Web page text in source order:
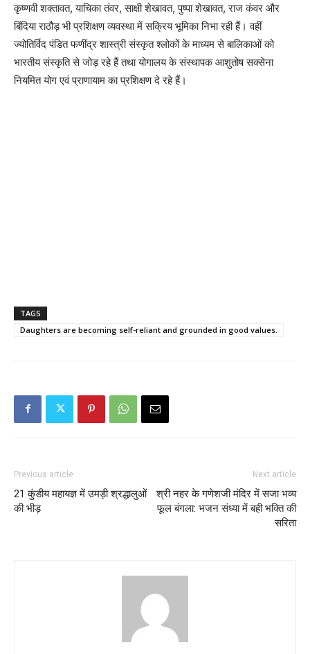
कृष्णवी शक्तावत, याचिका तंवर, साक्षी शेखावत, पुष्पा शेखावत, राज कंवर और
बिंदिया राठौड़ भी प्रशिक्षण व्यवस्था में सक्रिय भूमिका निभा रही हैं। वहीं
ज्योतिर्विद पंडित फणींद्र शास्त्री संस्कृत श्लोकों के माध्यम से बालिकाओं को
भारतीय संस्कृति से जोड़ रहे हैं तथा योगालय के संस्थापक आशुतोष सक्सेना
नियमित योग एवं प्राणायाम का प्रशिक्षण दे रहे हैं।
TAGS
Daughters are becoming self-reliant and grounded in good values.
Previous article
21 कुंडीय महायज्ञ में उमड़ी श्रद्धालुओं
की भीड़
Next article
श्री नहर के गणेशजी मंदिर में सजा भव्य
फूल बंगला: भजन संध्या में बही भक्ति की
सरिता